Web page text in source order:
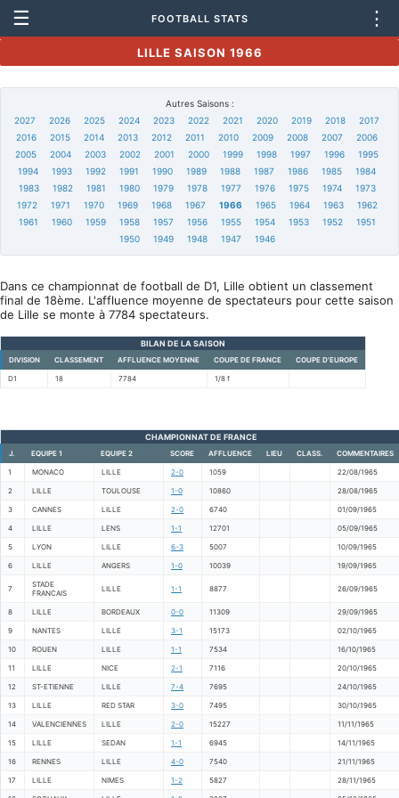
☰ FOOTBALL STATS ⋮
LILLE SAISON 1966
Autres Saisons :
2027
2026 2025 2024 2023 2022 2021 2020 2019 2018
2017
2016
2015 2014 2013 2012 2011 2010 2009 2008 2007
2006
2005
2004 2003 2002 2001 2000 1999 1998 1997 1996
1995
1994
1993 1992 1991 1990 1989 1988 1987 1986 1985
1984
1983
1982 1981 1980 1979 1978 1977 1976 1975 1974
1973
1972
1971 1970 1969 1968 1967 1966 1965 1964 1963
1962
1961
1960 1959 1958 1957 1956 1955 1954 1953 1952
1951
1950
1949 1948 1947 1946
Dans ce championnat de football de D1, Lille obtient un classement
final de 18ème. L'affluence moyenne de spectateurs pour cette saison
de Lille se monte à 7784 spectateurs.
BILAN DE LA SAISON
DIVISION CLASSEMENT AFFLUENCE MOYENNE COUPE DE FRANCE COUPE D'EUROPE
D1 18 7784 1/8 f
CHAMPIONNAT DE FRANCE
J. EQUIPE 1 EQUIPE 2 SCORE AFFLUENCE LIEU CLASS. COMMENTAIRES
1 MONACO LILLE 2-0 1059 22/08/1965
2 LILLE TOULOUSE 1-0 10860 28/08/1965
3 CANNES LILLE 2-0 6740 01/09/1965
4 LILLE LENS 1-1 12701 05/09/1965
5 LYON LILLE 6-3 5007 10/09/1965
6 LILLE ANGERS 1-0 10039 19/09/1965
7
STADE
FRANCAIS
LILLE 1-1 8877 26/09/1965
8 LILLE BORDEAUX 0-0 11309 29/09/1965
9 NANTES LILLE 3-1 15173 02/10/1965
10 ROUEN LILLE 1-1 7534 16/10/1965
11 LILLE NICE 2-1 7116 20/10/1965
12 ST-ETIENNE LILLE 7-4 7695 24/10/1965
13 LILLE RED STAR 3-0 7495 30/10/1965
14 VALENCIENNES LILLE 2-0 15227 11/11/1965
15 LILLE SEDAN 1-1 6945 14/11/1965
16 RENNES LILLE 4-0 7540 21/11/1965
17 LILLE NIMES 1-2 5827 28/11/1965